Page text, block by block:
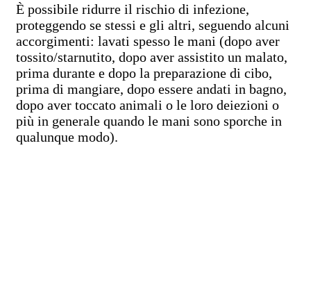
È possibile ridurre il rischio di infezione,
proteggendo se stessi e gli altri, seguendo alcuni
accorgimenti: lavati spesso le mani (dopo aver
tossito/starnutito, dopo aver assistito un malato,
prima durante e dopo la preparazione di cibo,
prima di mangiare, dopo essere andati in bagno,
dopo aver toccato animali o le loro deiezioni o
più in generale quando le mani sono sporche in
qualunque modo).